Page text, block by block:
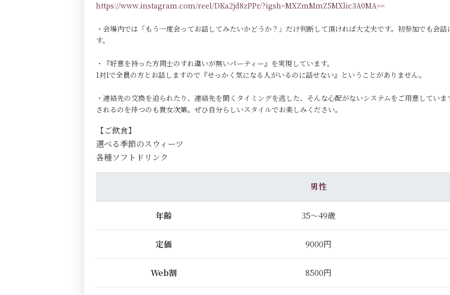
https://www.instagram.com/reel/DKa2jd8zPPr/?igsh=MXZmMmZ5MXlic3A0MA==
・会場内では「もう一度会ってお話してみたいかどうか？」だけ判断して頂ければ大丈夫です。初参加でも会
す。
・『好意を持った方同士のすれ違いが無いパーティー』を実現しています。
1対1で全員の方とお話しますので『せっかく気になる人がいるのに話せない』ということがありません。
・連絡先の交換を迫られたり、連絡先を聞くタイミングを逃した、そんな心配がないシステムをご用意してい
されるのを待つのも貴女次第。ぜひ自分らしいスタイルでお楽しみください。
【ご飲食】
選べる季節のスウィーツ
各種ソフトドリンク
男性
年齢 35～49歳
定価 9000円
Web割 8500円